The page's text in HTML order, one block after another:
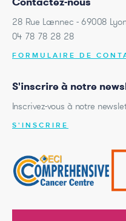
28 Rue Laennec - 69008
04 78 78 28 28
FORMULAIRE DE
S'inscrire à notre
Inscrivez-vous à notre
S'INSCRIRE